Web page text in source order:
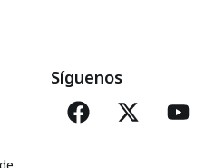
Síguenos